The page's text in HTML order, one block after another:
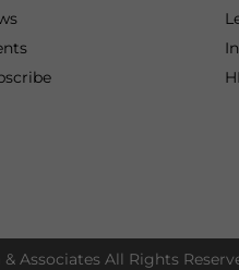
Associates All Rights